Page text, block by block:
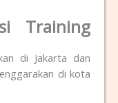
Training
di Jakarta dan
di kota